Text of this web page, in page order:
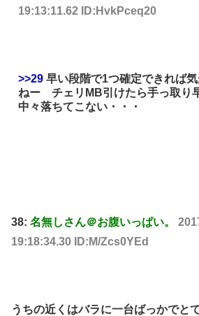
19:13:11.62 ID:HvkPceq20
>>29 早い段階で1つ確定できれば
ねー チェリMB引けたら手っ取り
中々落ちてこない・・・
38: 名無しさん＠お腹いっぱい。
19:18:34.30 ID:M/Zcs0YEd
うちの近くはバラに一台ばっかでと